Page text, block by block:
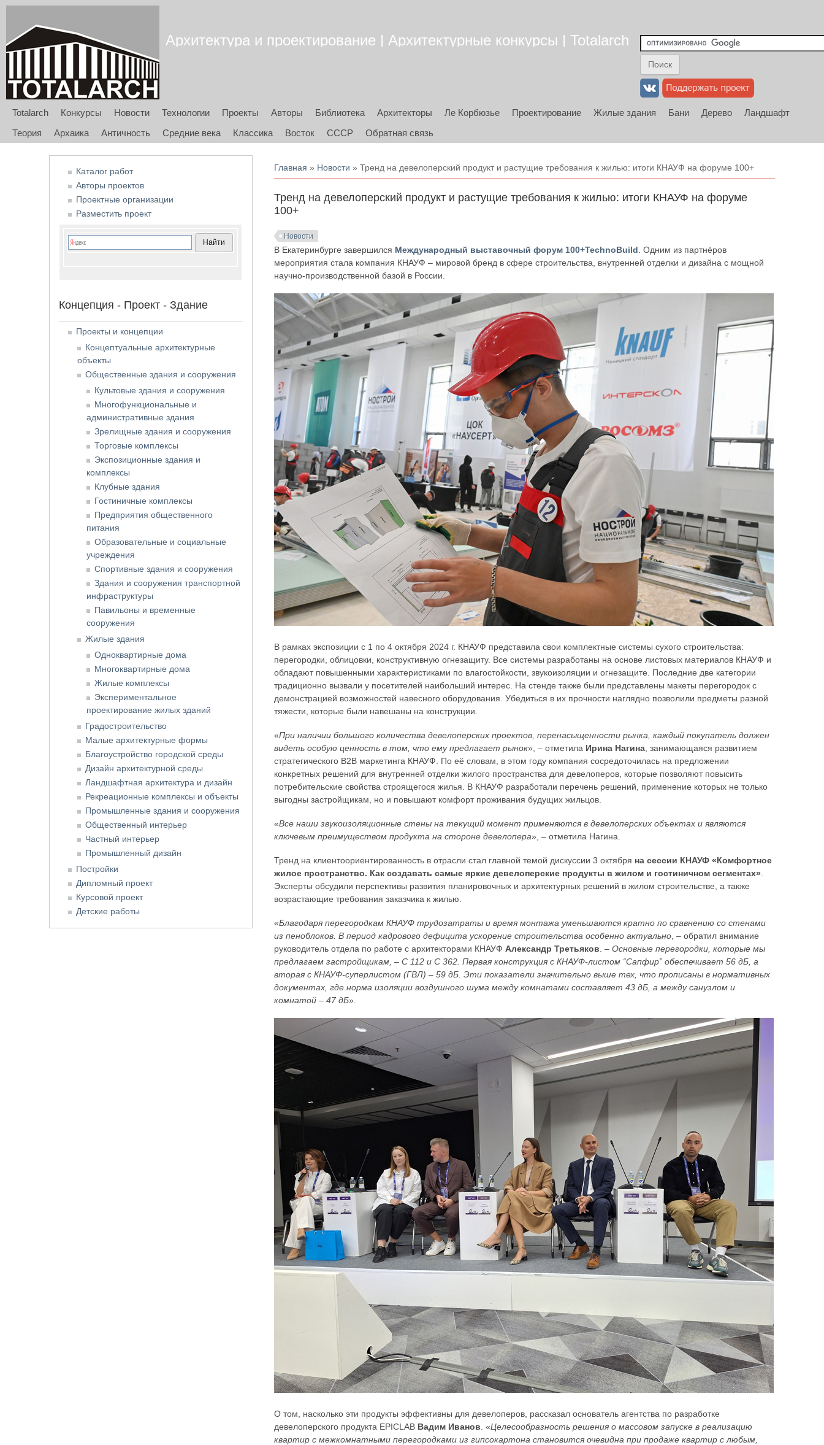
Архитектура и проектирование | Архитектурные конкурсы | Totalarch
Totalarch Конкурсы Новости Технологии Проекты Авторы Библиотека Архитекторы Ле Корбюзье Проектирование Жилые здания Бани Дерево
Ландшафт
Теория
Архаика Античность Средние века Классика Восток СССР Обратная связь
Вы здесь
Главная » Новости » Тренд на девелоперский продукт и растущие требования к жилью: итоги КНАУФ на форуме 100+
Тренд на девелоперский продукт и растущие требования к жилью: итоги КНАУФ на форуме
100+
Новости
В Екатеринбурге завершился Международный выставочный форум 100+TechnoBuild . Одним из партнёров
мероприятия стала компания КНАУФ – мировой бренд в сфере строительства, внутренней отделки и дизайна с мощной
научно-производственной базой в России.
В рамках экспозиции с 1 по 4 октября 2024 г. КНАУФ представила свои комплектные системы сухого строительства:
перегородки, облицовки, конструктивную огнезащиту. Все системы разработаны на основе листовых материалов КНАУФ и
обладают повышенными характеристиками по влагостойкости, звукоизоляции и огнезащите. Последние две категории
традиционно вызвали у посетителей наибольший интерес. На стенде также были представлены макеты перегородок с
демонстрацией возможностей навесного оборудования. Убедиться в их прочности наглядно позволили предметы разной
тяжести, которые были навешаны на конструкции.
«При наличии большого количества девелоперских проектов, перенасыщенности рынка, каждый покупатель должен
видеть особую ценность в том, что ему предлагает рынок», – отметила Ирина Нагина , занимающаяся развитием
стратегического B2B маркетинга КНАУФ. По её словам, в этом году компания сосредоточилась на предложении
конкретных решений для внутренней отделки жилого пространства для девелоперов, которые позволяют повысить
потребительские свойства строящегося жилья. В КНАУФ разработали перечень решений, применение которых не только
выгодны застройщикам, но и повышают комфорт проживания будущих жильцов.
«Все наши звукоизоляционные стены на текущий момент применяются в девелоперских объектах и являются
ключевым преимуществом продукта на стороне девелопера», – отметила Нагина.
Тренд на клиентоориентированность в отрасли стал главной темой дискуссии 3 октября на сессии КНАУФ «Комфортное
жилое пространство. Как создавать самые яркие девелоперские продукты в жилом и гостиничном сегментах»
Эксперты обсудили перспективы развития планировочных и архитектурных решений в жилом строительстве, а также
возрастающие требования заказчика к жилью.
«Благодаря перегородкам КНАУФ трудозатраты и время монтажа уменьшаются кратно по сравнению со стенами
из пеноблоков. В период кадрового дефицита ускорение строительства особенно актуально , – обратил внимание
руководитель отдела по работе с архитекторами КНАУФАлександр Третьяков . –Основные перегородки, которые мы
предлагаем застройщикам, – С 112 и С 362. Первая конструкция с КНАУФ-листом “Сапфир” обеспечивает 56 дБ, а
вторая с КНАУФ-суперлистом (ГВЛ) – 59 дБ. Эти показатели значительно выше тех, что прописаны в нормативных
документах, где норма изоляции воздушного шума между комнатами составляет 43 дБ, а между санузлом и
комнатой – 47 дБ».
О том, насколько эти продукты эффективны для девелоперов, рассказал основатель агентства по разработке
девелоперского продукта EPICLAB Вадим Иванов . «Целесообразность решения о массовом запуске в реализацию
квартир с межкомнатными перегородками из гипсокартона становится очевидна при продаже квартир с любым,
Каталог работ
Авторы проектов
Проектные организации
Разместить проект
Концепция - Проект - Здание
Проекты и концепции
Концептуальные архитектурные
объекты
Общественные здания и сооружения
Культовые здания и сооружения
Многофункциональные и
административные здания
Зрелищные здания и сооружения
Торговые комплексы
Экспозиционные здания и
комплексы
Клубные здания
Гостиничные комплексы
Предприятия общественного
питания
Образовательные и социальные
учреждения
Спортивные здания и сооружения
Здания и сооружения транспортной
инфраструктуры
Павильоны и временные
сооружения
Жилые здания
Одноквартирные дома
Многоквартирные дома
Жилые комплексы
Экспериментальное
проектирование жилых зданий
Градостроительство
Малые архитектурные формы
Благоустройство городской среды
Дизайн архитектурной среды
Ландшафтная архитектура и дизайн
Рекреационные комплексы и объекты
Промышленные здания и сооружения
Общественный интерьер
Частный интерьер
Промышленный дизайн
Постройки
Дипломный проект
Курсовой проект
Детские работы